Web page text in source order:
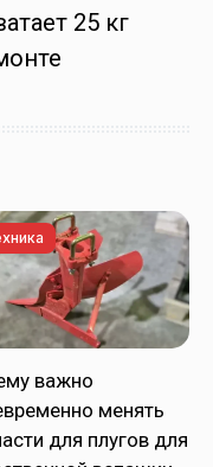
25 кг
важно
менять
для плугов для